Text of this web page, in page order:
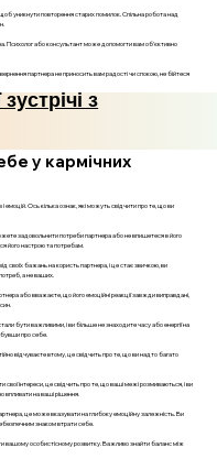
уникнути повторення старих помилок. Спільна робота над
Психолог або консультант може допомогти вам об’єктивно
партнера не приносить вам радості чи спокою, не бійтеся
з
у кармічних
емоцій. Ось кілька ознак, які можуть свідчити про те, що ви
задовольнити потреби партнера або не впишетеся в його
його настрою та потребам.
своїх бажань на користь партнера, і це стає звичкою, ви
а не ваших.
або вважаєте, що його емоційні реакції завжди виправдані,
бути важливими, і ви більше не знаходите часу або енергії на
про себе.
відчуваєте втому, це свідчить про те, що ви надто багато
інтереси, це свідчить про те, що ваші межі розмиваються, і ви
на ваші рішення.
це може вказувати на глибоку емоційну залежність. Ви
знаком втрати себе.
вашому особистісному розвитку. Важливо знайти баланс між